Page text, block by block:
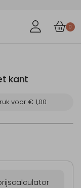
0
kant
voor € 1,00